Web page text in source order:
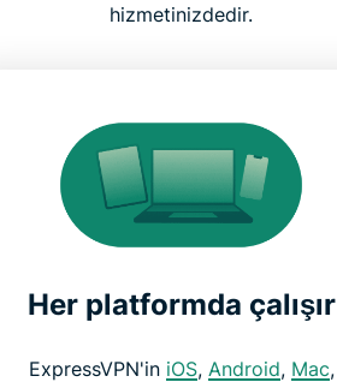
hizmetinizdedir.
Her platformda çalışır
ExpressVPN'in iOS, Android, Mac,